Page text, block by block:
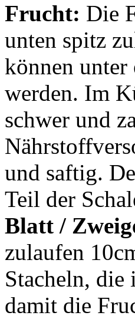
Frucht: Die
unten spitz
können
werden. Im
schwer und
und saftig.
Teil der
Blatt /
zulaufen
Stacheln, die
damit die